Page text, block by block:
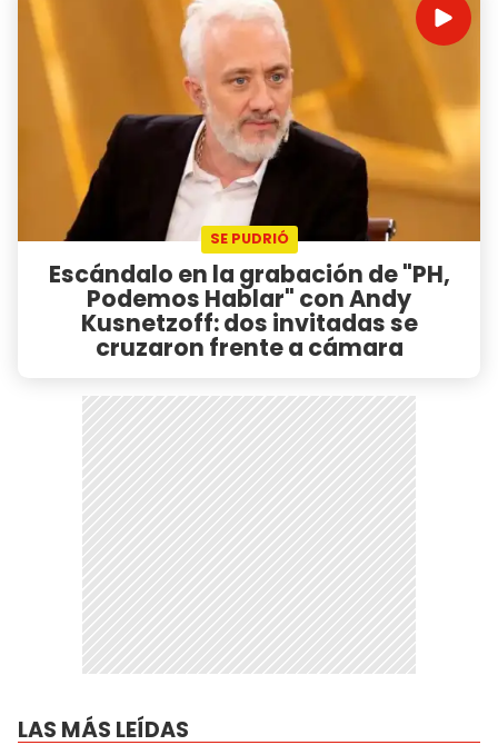
SE PUDRIÓ
Escándalo en la grabación de "PH,
Podemos Hablar" con Andy
Kusnetzoff: dos invitadas se
cruzaron frente a cámara
LAS MÁS LEÍDAS